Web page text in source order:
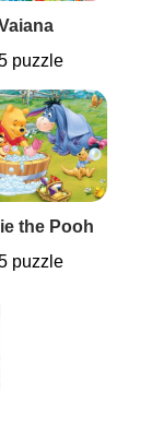
puzzle
the Pooh
puzzle